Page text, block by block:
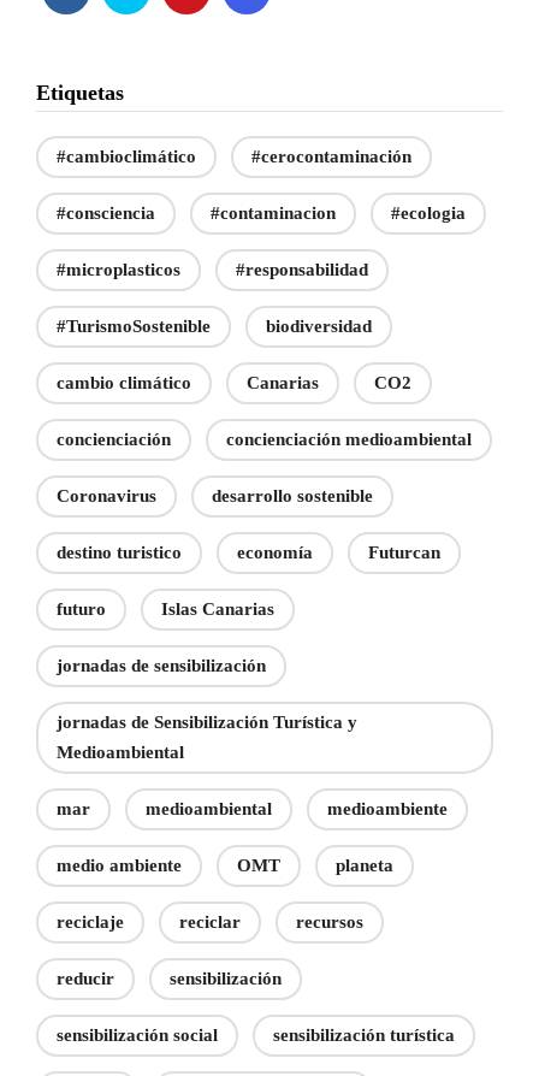
Etiquetas
#cambioclimático #cerocontaminación
#consciencia #contaminacion #ecologia
#microplasticos #responsabilidad
#TurismoSostenible biodiversidad
cambio climático Canarias CO2
concienciación concienciación medioambiental
Coronavirus desarrollo sostenible
destino turistico economía Futurcan
futuro Islas Canarias
jornadas de sensibilización
jornadas de Sensibilización Turística y
Medioambiental
mar medioambiental medioambiente
medio ambiente OMT planeta
reciclaje reciclar recursos
reducir sensibilización
sensibilización social sensibilización turística